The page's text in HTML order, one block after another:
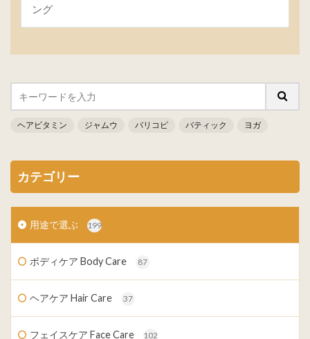
ング
ヘアビタミン ジャムウ バリコピ バティック ヨガ
カテゴリー
用途で選ぶ 199
ボディケア Body Care 87
ヘアケア Hair Care 37
フェイスケア Face Care 102